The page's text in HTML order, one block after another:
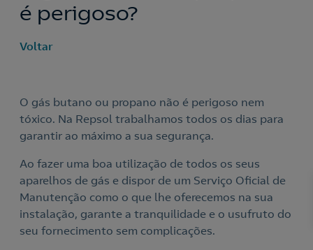
Nós ligamos!
é perigoso?
Voltar
O gás butano ou propano não é perigoso nem
tóxico. Na Repsol trabalhamos todos os dias para
garantir ao máximo a sua segurança.
Ao fazer uma boa utilização de todos os seus
aparelhos de gás e dispor de um Serviço Oficial de
Manutenção como o que lhe oferecemos na sua
instalação, garante a tranquilidade e o usufruto do
seu fornecimento sem complicações.